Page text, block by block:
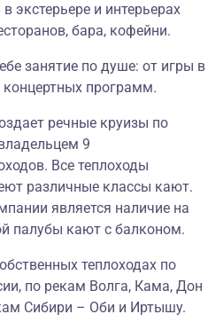
экстерьере и интерьерах
бара, кофейни.
занятие по душе: от игры в
программ.
речные круизы по
9
Все теплоходы
различные классы кают.
является наличие на
палубы кают с балконом.
теплоходах по
по рекам Волга, Кама, Дон
Сибири – Оби и Иртышу.